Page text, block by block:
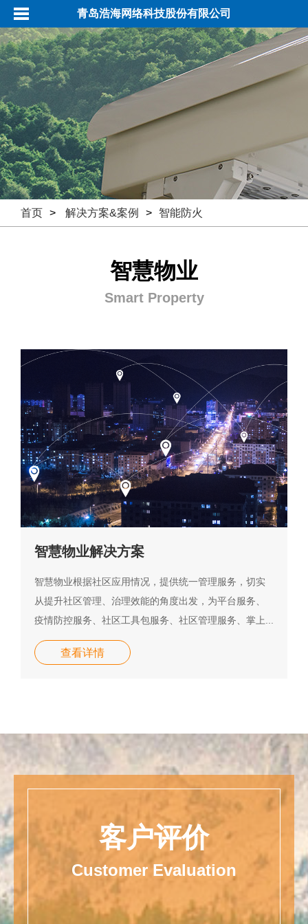
青岛浩海网络科技股份有限公司
首页 > 解决方案&案例 > 智能防火
智慧物业
Smart Property
智慧物业解决方案
智慧物业根据社区应用情况，提供统一管理服务，切实
从提升社区管理、治理效能的角度出发，为平台服务、
疫情防控服务、社区工具包服务、社区管理服务、掌上...
查看详情
客户评价
Customer Evaluation